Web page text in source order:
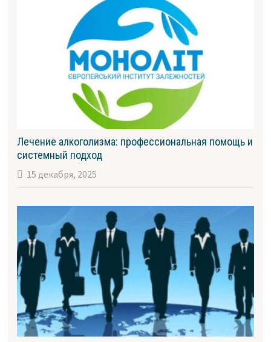
Лечение алкоголизма: профессиональная помощь и
системный подход
15 декабря, 2025